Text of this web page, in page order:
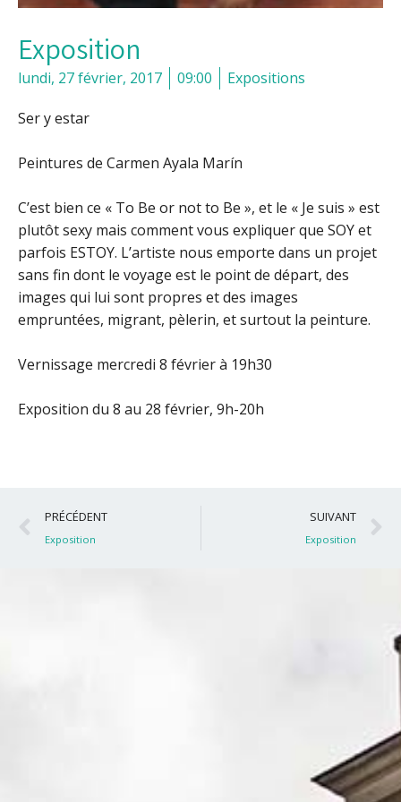
Exposition
lundi, 27 février, 2017 09:00 Expositions
Ser y estar
Peintures de Carmen Ayala Marín
C’est bien ce « To Be or not to Be », et le « Je suis » est
plutôt sexy mais comment vous expliquer que SOY et
parfois ESTOY. L’artiste nous emporte dans un projet
sans fin dont le voyage est le point de départ, des
images qui lui sont propres et des images
empruntées, migrant, pèlerin, et surtout la peinture.
Vernissage mercredi 8 février à 19h30
Exposition du 8 au 28 février, 9h-20h
Précédent
PRÉCÉDENT
Exposition
SUIVANT
Exposition